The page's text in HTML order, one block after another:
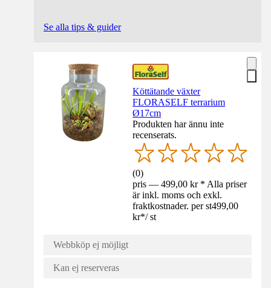
Se alla tips & guider
Köttätande växter
FLORASELF terrarium
Ø17cm
Produkten har ännu inte
recenserats.
(0)
pris — 499,00 kr * Alla priser
är inkl. moms och exkl.
fraktkostnader. per st499,00
kr*/ st
Webbköp ej möjligt
Kan ej reserveras